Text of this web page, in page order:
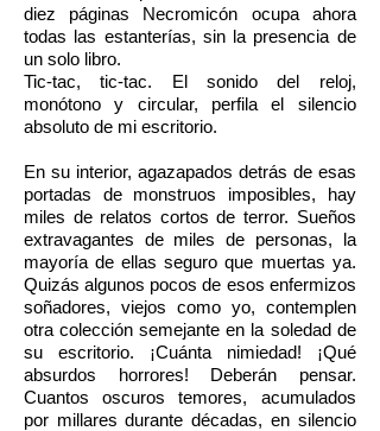
diez páginas Necromicón ocupa ahora
todas las estanterías, sin la presencia de
un solo libro.
Tic-tac, tic-tac. El sonido del reloj,
monótono y circular, perfila el silencio
absoluto de mi escritorio.
En su interior, agazapados detrás de esas
portadas de monstruos imposibles, hay
miles de relatos cortos de terror. Sueños
extravagantes de miles de personas, la
mayoría de ellas seguro que muertas ya.
Quizás algunos pocos de esos enfermizos
soñadores, viejos como yo, contemplen
otra colección semejante en la soledad de
su escritorio. ¡Cuánta nimiedad! ¡Qué
absurdos horrores! Deberán pensar.
Cuantos oscuros temores, acumulados
por millares durante décadas, en silencio